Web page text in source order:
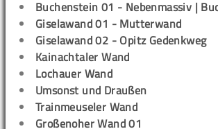
Buchenstein 01 - Nebenmassiv |
Giselawand 01 - Mutterwand
Giselawand 02 - Opitz Gedenkweg
Kainachtaler Wand
Lochauer Wand
Umsonst und Draußen
Trainmeuseler Wand
Großenoher Wand 01